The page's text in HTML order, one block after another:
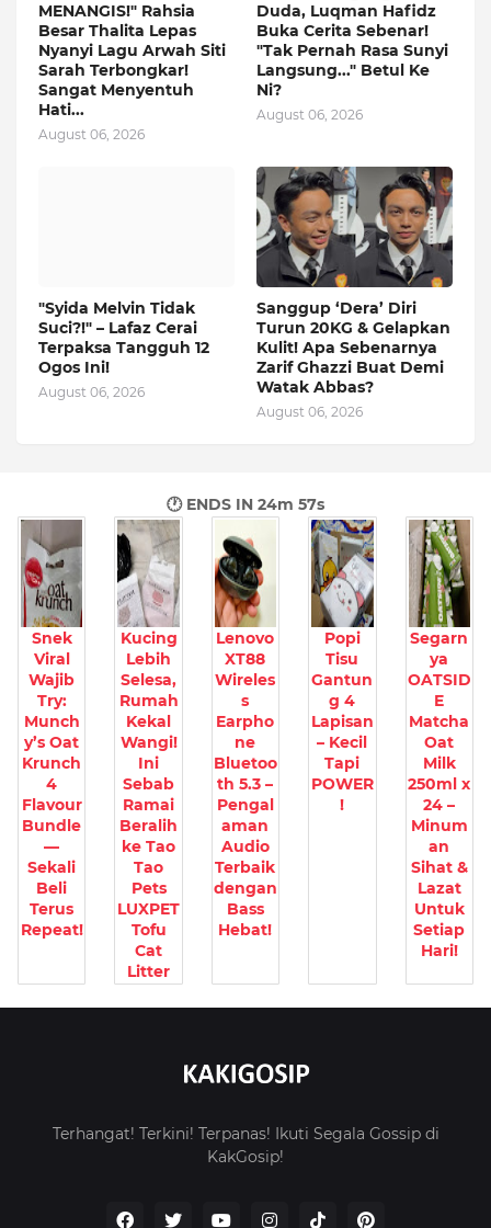
MENANGIS!" Rahsia
Besar Thalita Lepas
Nyanyi Lagu Arwah Siti
Sarah Terbongkar!
Sangat Menyentuh
Hati...
August 06, 2026
Duda, Luqman Hafidz
Buka Cerita Sebenar!
"Tak Pernah Rasa Sunyi
Langsung..." Betul Ke
Ni?
August 06, 2026
"Syida Melvin Tidak
Suci?!" – Lafaz Cerai
Terpaksa Tangguh 12
Ogos Ini!
August 06, 2026
Sanggup ‘Dera’ Diri
Turun 20KG & Gelapkan
Kulit! Apa Sebenarnya
Zarif Ghazzi Buat Demi
Watak Abbas?
August 06, 2026
🕐 ENDS IN 24m 56s
Snek
Viral
Wajib
Try:
Munch
y’s Oat
Krunch
4
Flavour
Bundle
—
Sekali
Beli
Terus
Repeat!
Kucing
Lebih
Selesa,
Rumah
Kekal
Wangi!
Ini
Sebab
Ramai
Beralih
ke Tao
Tao
Pets
LUXPET
Tofu
Cat
Litter
Lenovo
XT88
Wireles
s
Earpho
ne
Bluetoo
th 5.3 –
Pengal
aman
Audio
Terbaik
dengan
Bass
Hebat!
Popi
Tisu
Gantun
g 4
Lapisan
– Kecil
Tapi
POWER
!
Segarn
ya
OATSID
E
Matcha
Oat
Milk
250ml x
24 –
Minum
an
Sihat &
Lazat
Untuk
Setiap
Hari!
Terhangat! Terkini! Terpanas! Ikuti Segala Gossip di
KakGosip!